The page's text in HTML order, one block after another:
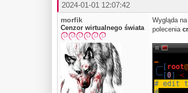
2024-01-01 12:07:42
morfik
Cenzor wirtualnego świata
Wygląda
polecenia